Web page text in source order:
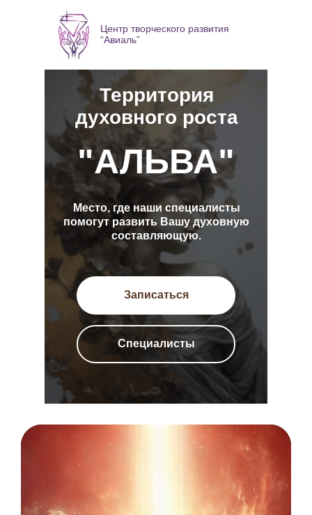
Центр творческого развития
“Авиаль”
Территория
духовного роста
"АЛЬВА"
Место, где наши специалисты
помогут развить Вашу духовную
составляющую.
Записаться
Специалисты